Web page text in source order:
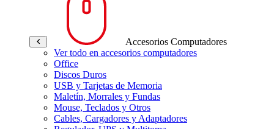
Accesorios Computadores
Ver todo en accesorios computadores
Office
Discos Duros
USB y Tarjetas de Memoria
Maletín, Morrales y Fundas
Mouse, Teclados y Otros
Cables, Cargadores y Adaptadores